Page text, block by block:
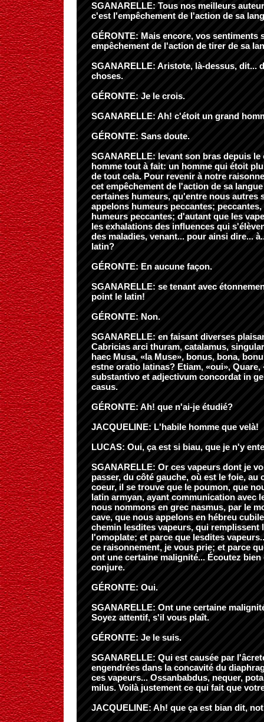
SGANARELLE: Tous nos meilleurs
c'est l'empêchement de l'action de sa
GÉRONTE: Mais encore, vos sentiments
empêchement de l'action de tirer de sa
SGANARELLE: Aristote, là-dessus, dit...
choses.
GÉRONTE: Je le crois.
SGANARELLE: Ah! c'étoit un grand
GÉRONTE: Sans doute.
SGANARELLE: levant son bras depuis le
homme tout à fait: un homme qui étoit
de tout cela. Pour revenir à notre
cet empêchement de l'action de sa
certaines humeurs, qu'entre nous autres
appelons humeurs peccantes;
humeurs peccantes; d'autant que les
les exhalations des influences qui
des maladies, venant... pour ainsi dire...
latin?
GÉRONTE: En aucune façon.
SGANARELLE: se tenant avec
point le latin!
GÉRONTE: Non.
SGANARELLE: en faisant diverses
Cabricias arci thuram, catalamus,
haec Musa, «la Muse», bonus, bona,
estne oratio latinas? Etiam, «oui»,
substantivo et adjectivum concordat in
casus.
GÉRONTE: Ah! que n'ai-je étudié?
JACQUELINE: L'habile homme que velà!
LUCAS: Oui, ça est si biau, que je n'y
SGANARELLE: Or ces vapeurs dont je
passer, du côté gauche, où est le foie, au
coeur, il se trouve que le poumon, que
latin armyan, ayant communication avec
nous nommons en grec nasmus, par le
cave, que nous appelons en hébreu
chemin lesdites vapeurs, qui remplissent
l'omoplate; et parce que lesdites
ce raisonnement, je vous prie; et parce
ont une certaine malignité... Écoutez bien
conjure.
GÉRONTE: Oui.
SGANARELLE: Ont une certaine
Soyez attentif, s'il vous plaît.
GÉRONTE: Je le suis.
SGANARELLE: Qui est causée par
engendrées dans la concavité du
ces vapeurs... Ossanbabdus, nequer,
milus. Voilà justement ce qui fait que
JACQUELINE: Ah! que ça est bian dit,